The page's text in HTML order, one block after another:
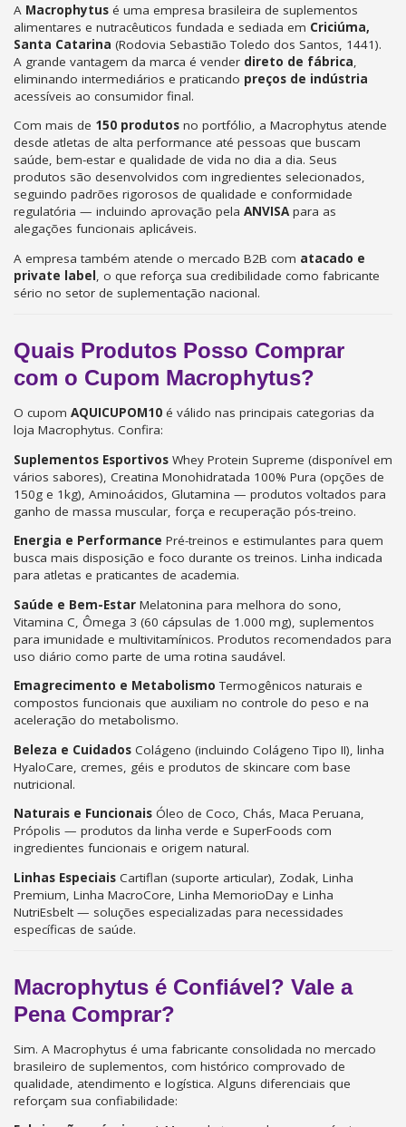
A Macrophytus é uma empresa brasileira de suplementos
alimentares e nutracêuticos fundada e sediada em Criciúma,
Santa Catarina (Rodovia Sebastião Toledo dos Santos, 1441).
A grande vantagem da marca é vender direto de fábrica,
eliminando intermediários e praticando preços de indústria
acessíveis ao consumidor final.
Com mais de 150 produtos no portfólio, a Macrophytus atende
desde atletas de alta performance até pessoas que buscam
saúde, bem-estar e qualidade de vida no dia a dia. Seus
produtos são desenvolvidos com ingredientes selecionados,
seguindo padrões rigorosos de qualidade e conformidade
regulatória — incluindo aprovação pela ANVISApara as
alegações funcionais aplicáveis.
A empresa também atende o mercado B2B com atacado e
private label, o que reforça sua credibilidade como fabricante
sério no setor de suplementação nacional.
Quais Produtos Posso Comprar
com o Cupom Macrophytus?
O cupom AQUICUPOM10 é válido nas principais categorias da
loja Macrophytus. Confira:
Suplementos Esportivos Whey Protein Supreme (disponível em
vários sabores), Creatina Monohidratada 100% Pura (opções de
150g e 1kg), Aminoácidos, Glutamina — produtos voltados para
ganho de massa muscular, força e recuperação pós-treino.
Energia e Performance Pré-treinos e estimulantes para quem
busca mais disposição e foco durante os treinos. Linha indicada
para atletas e praticantes de academia.
Saúde e Bem-Estar Melatonina para melhora do sono,
Vitamina C, Ômega 3 (60 cápsulas de 1.000 mg), suplementos
para imunidade e multivitamínicos. Produtos recomendados para
uso diário como parte de uma rotina saudável.
Emagrecimento e Metabolismo Termogênicos naturais e
compostos funcionais que auxiliam no controle do peso e na
aceleração do metabolismo.
Beleza e Cuidados Colágeno (incluindo Colágeno Tipo II), linha
HyaloCare, cremes, géis e produtos de skincare com base
nutricional.
Naturais e Funcionais Óleo de Coco, Chás, Maca Peruana,
Própolis — produtos da linha verde e SuperFoods com
ingredientes funcionais e origem natural.
Linhas Especiais Cartiflan (suporte articular), Zodak, Linha
Premium, Linha MacroCore, Linha MemorioDay e Linha
NutriEsbelt — soluções especializadas para necessidades
específicas de saúde.
Macrophytus é Confiável? Vale a
Pena Comprar?
Sim. A Macrophytus é uma fabricante consolidada no mercado
brasileiro de suplementos, com histórico comprovado de
qualidade, atendimento e logística. Alguns diferenciais que
reforçam sua confiabilidade: